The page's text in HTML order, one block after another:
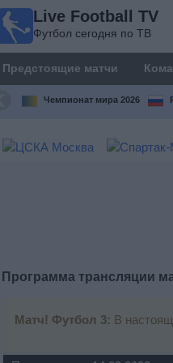
Live Football TV
Футбол сегодня по ТВ
Предстоящие матчи
Чемпионат мира 2026
Программа трансляции
Матч! Футбол 3: В